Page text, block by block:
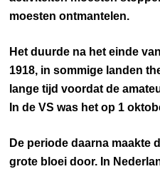
moesten ontmantelen.
Het duurde na het einde
1918, in sommige landen
lange tijd voordat de
In de VS was het op 1
De periode daarna maakte
grote bloei door. In